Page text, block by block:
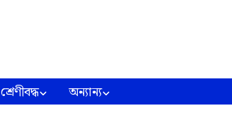
শ্রেণীবদ্ধ অন্যান্য